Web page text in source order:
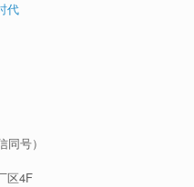
代
同号）
区4F